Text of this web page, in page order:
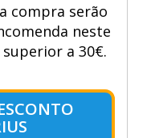
compra serão
neste
a 30€.